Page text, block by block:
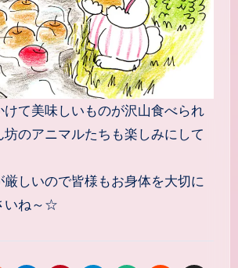
けて美味しいものが沢山食べられ
坊のアニマルたちも楽しみにして
厳しいので皆様もお身体を大切に
いね～☆